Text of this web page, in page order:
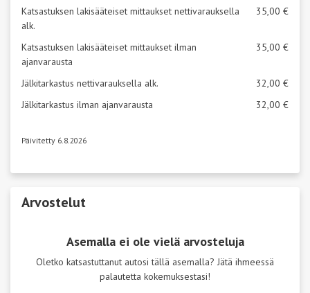
Katsastuksen lakisääteiset mittaukset nettivarauksella
alk.
35,00 €
Katsastuksen lakisääteiset mittaukset ilman
ajanvarausta
35,00 €
Jälkitarkastus nettivarauksella alk.
32,00 €
Jälkitarkastus ilman ajanvarausta
32,00 €
Päivitetty 6.8.2026
Arvostelut
Asemalla ei ole vielä arvosteluja
Oletko katsastuttanut autosi tällä asemalla? Jätä ihmeessä
palautetta kokemuksestasi!